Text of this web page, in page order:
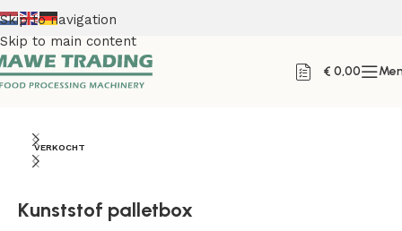
Skip to navigation
Skip to main content
€ 0,00
Home
VERKOCHT
Kunststof palletbox